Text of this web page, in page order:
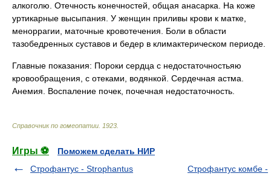
алкоголю. Отечность конечностей, общая анасарка. На коже
уртикарные высыпания. У женщин приливы крови к матке,
меноррагии, маточные кровотечения. Боли в области
тазобедренных суставов и бедер в климактерическом периоде.
Главные показания: Пороки сердца с недостаточностьяю
кровообращения, с отеками, водянкой. Сердечная астма.
Анемия. Воспаление почек, почечная недостаточность.
Справочник по гомеопатии 1923
Игры ⚽
Поможем сделать НИР
Строфантус - Strophantus
Строфантус комбе -